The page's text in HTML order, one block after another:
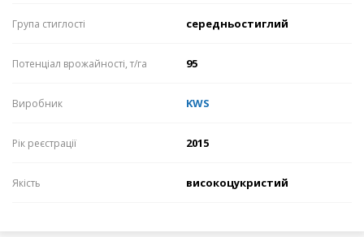
Група стиглості середньостиглий
Потенціал врожайності, т/га 95
Виробник KWS
Рік реєстрації 2015
Якість високоцукристий